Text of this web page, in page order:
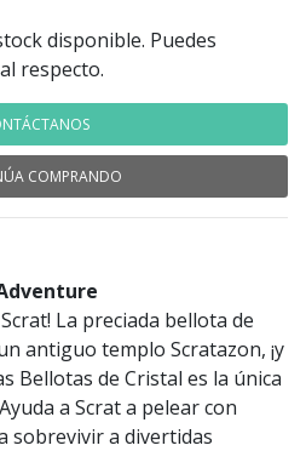
disponible. Puedes
respecto.
COMPRANDO
La preciada bellota de
antiguo templo Scratazon, ¡y
Bellotas de Cristal es la única
a Scrat a pelear con
sobrevivir a divertidas